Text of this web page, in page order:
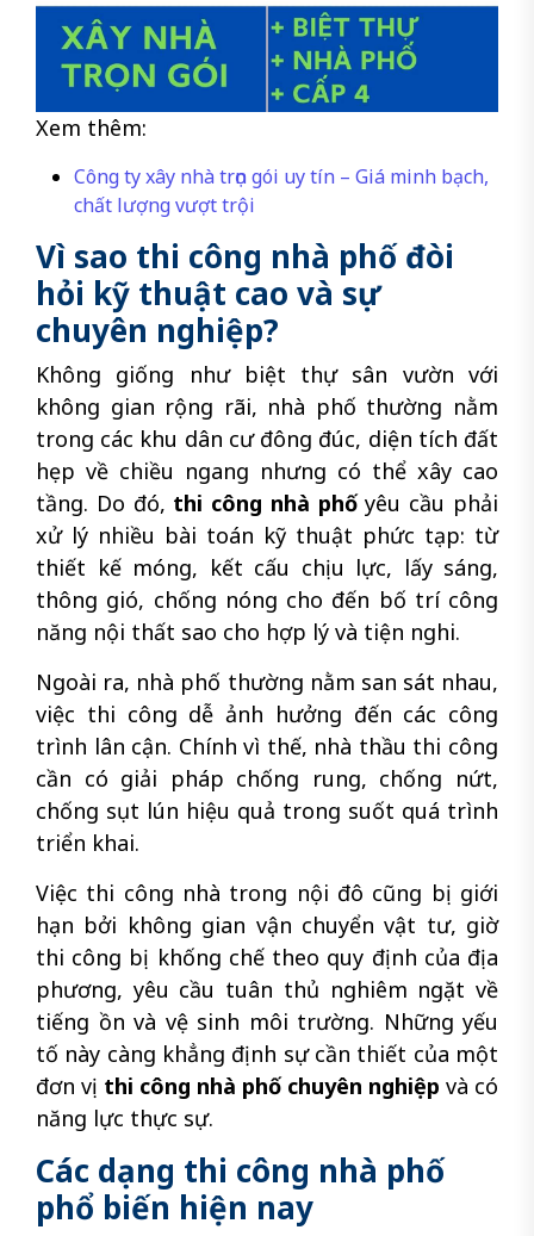
Xem thêm:
Công ty xây nhà trọn gói uy tín – Giá minh bạch,
chất lượng vượt trội
Vì sao thi công nhà phố đòi
hỏi kỹ thuật cao và sự
chuyên nghiệp?
Không giống như biệt thự sân vườn với
không gian rộng rãi, nhà phố thường nằm
trong các khu dân cư đông đúc, diện tích đất
hẹp về chiều ngang nhưng có thể xây cao
tầng. Do đó, thi công nhà phốyêu cầu phải
xử lý nhiều bài toán kỹ thuật phức tạp: từ
thiết kế móng, kết cấu chịu lực, lấy sáng,
thông gió, chống nóng cho đến bố trí công
năng nội thất sao cho hợp lý và tiện nghi.
Ngoài ra, nhà phố thường nằm san sát nhau,
việc thi công dễ ảnh hưởng đến các công
trình lân cận. Chính vì thế, nhà thầu thi công
cần có giải pháp chống rung, chống nứt,
chống sụt lún hiệu quả trong suốt quá trình
triển khai.
Việc thi công nhà trong nội đô cũng bị giới
hạn bởi không gian vận chuyển vật tư, giờ
thi công bị khống chế theo quy định của địa
phương, yêu cầu tuân thủ nghiêm ngặt về
tiếng ồn và vệ sinh môi trường. Những yếu
tố này càng khẳng định sự cần thiết của một
đơn vị thi công nhà phố chuyên nghiệp và có
năng lực thực sự.
Các dạng thi công nhà phố
phổ biến hiện nay